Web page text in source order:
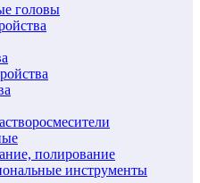
головы
полирование
инструменты